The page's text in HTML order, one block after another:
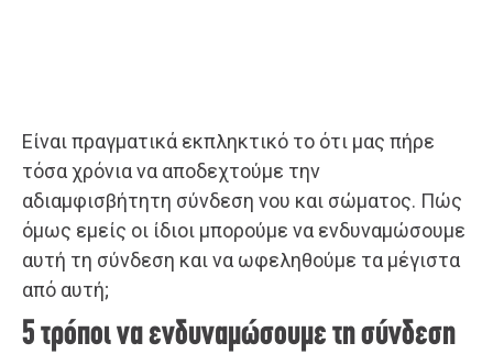
Είναι πραγματικά εκπληκτικό το ότι μας πήρε
τόσα χρόνια να αποδεχτούμε την
αδιαμφισβήτητη σύνδεση νου και σώματος. Πώς
όμως εμείς οι ίδιοι μπορούμε να ενδυναμώσουμε
αυτή τη σύνδεση και να ωφεληθούμε τα μέγιστα
από αυτή;
5 τρόποι να ενδυναμώσουμε τη σύνδεση